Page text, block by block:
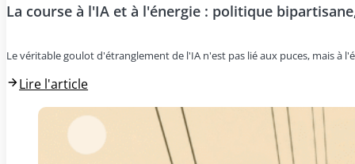
La course à l'IA et à l'énergie : politique
Le véritable goulot d'étranglement de l'IA n'est pas lié aux puces, mais à
Lire l'article